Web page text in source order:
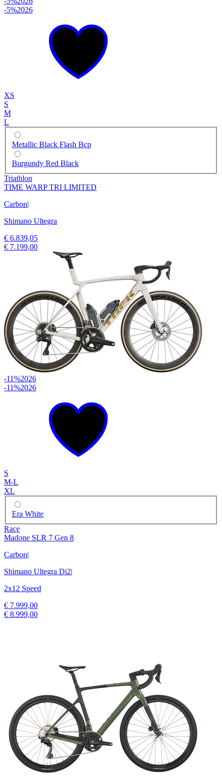
-5%2026
XS
S
M
L
Metallic Black Flash Bcp
Burgundy Red Black
Triathlon
TIME WARP TRI LIMITED
Carbon|
Shimano Ultegra
€ 6.839,05
€ 7.199,00
-11%2026
-11%2026
S
M-L
XL
Era White
Race
Madone SLR 7 Gen 8
Carbon|
Shimano Ultegra Di2|
2x12 Speed
€ 7.999,00
€ 8.999,00